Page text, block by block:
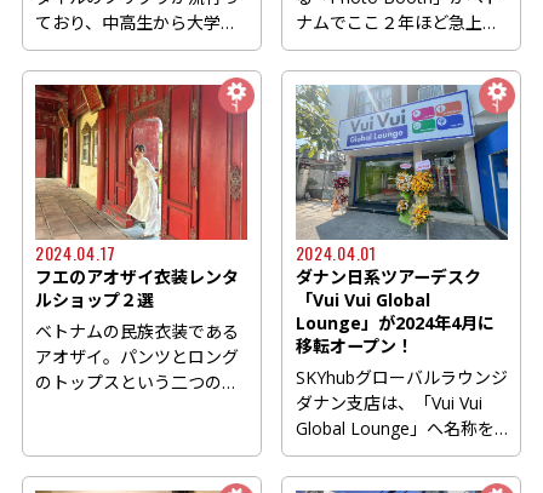
ており、中高生から大学生
まで若者世代に非常に人気
を...
ナムでここ２年ほど急上昇
ワードになっているのをご
存...
2024.04.17
フエのアオザイ衣装レンタ
ルショップ２選
ベトナムの民族衣装である
アオザイ。パンツとロング
のトップスという二つのシ
2024.04.01
ダナン日系ツアーデスク
「Vui Vui Global
Lounge」が2024年4月に
移転オープン！
SKYhubグローバルラウンジ
ダナン支店は、「Vui Vui
Global Lounge」へ名称を
変更し、2024年4月1日に同
ダ...